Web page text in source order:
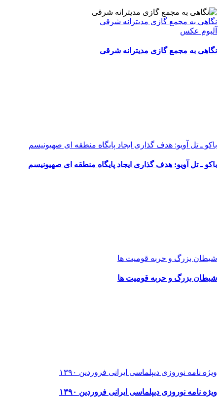
نگاهی به مجمع گازی مدیترانه شرقی
آلبوم عکس
نگاهی به مجمع گازی مدیترانه شرقی
باکو ـ تل آویو: هدف گذاری ایجاد پایگاه منطقه ای صهیونیسم
باکو ـ تل آویو: هدف گذاری ایجاد پایگاه منطقه ای صهیونیسم
شیطان بزرگ و حربه قومیت ها
شیطان بزرگ و حربه قومیت ها
ویژه نامه نوروزی دیپلماسی ایرانی فروردین ۱۳۹۰
ویژه نامه نوروزی دیپلماسی ایرانی فروردین ۱۳۹۰